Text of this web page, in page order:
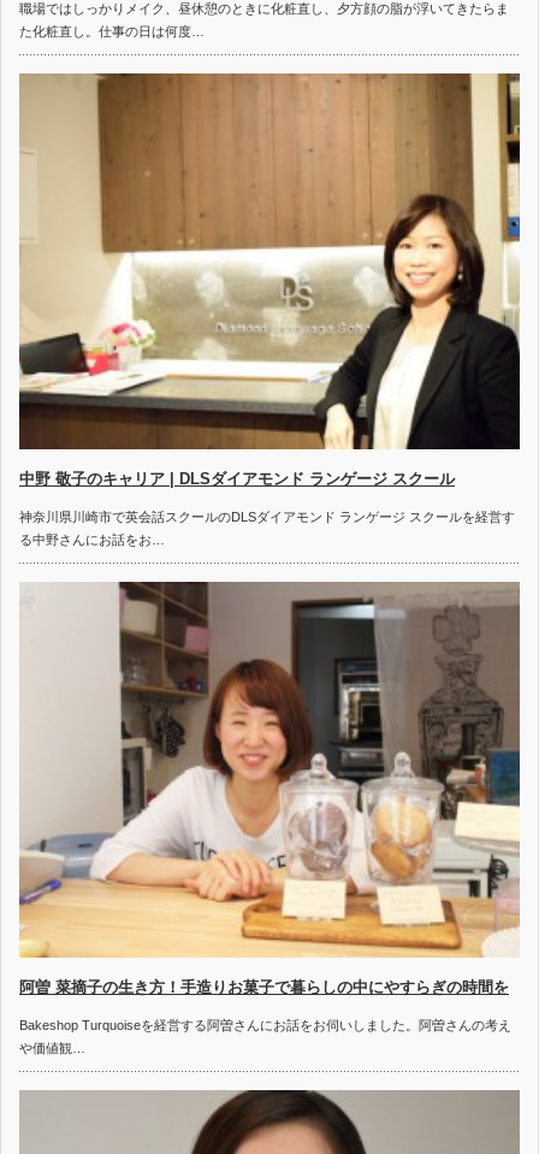
職場ではしっかりメイク、昼休憩のときに化粧直し、夕方顔の脂が浮いてきたらま
た化粧直し。仕事の日は何度…
中野 敬子のキャリア | DLSダイアモンド ランゲージ スクール
神奈川県川崎市で英会話スクールのDLSダイアモンド ランゲージ スクールを経営す
る中野さんにお話をお…
阿曽 菜摘子の生き方！手造りお菓子で暮らしの中にやすらぎの時間を
Bakeshop Turquoiseを経営する阿曽さんにお話をお伺いしました。阿曽さんの考え
や価値観…